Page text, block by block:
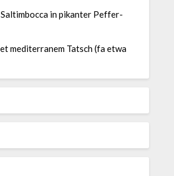
in pikanter Peffer-
mediterranem Tatsch (fa etwa